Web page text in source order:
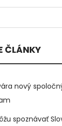
ČLÁNKY
nový
spoznávať